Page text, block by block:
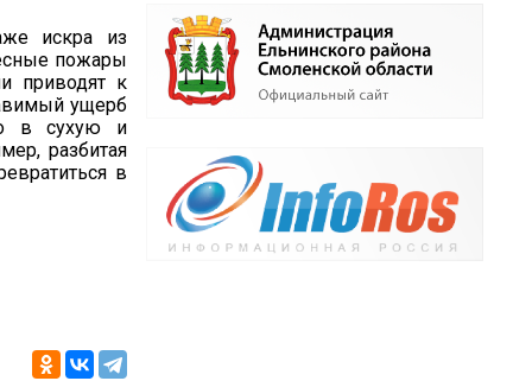
искра из
пожары
приводят к
ущерб
в сухую и
разбитая
в